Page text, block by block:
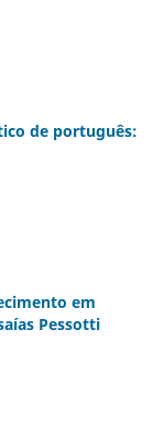
de português:
em
Pessotti